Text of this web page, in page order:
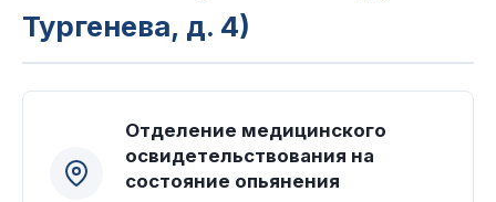
Тургенева, д. 4)
Отделение медицинского
освидетельствования на
состояние опьянения